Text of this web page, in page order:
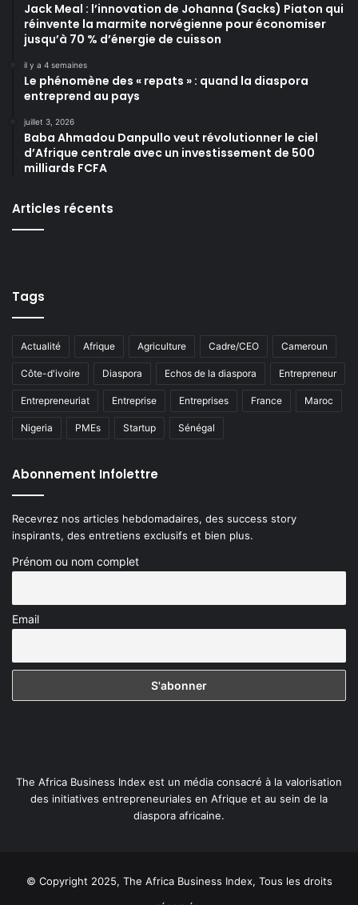
Jack Meal : l’innovation de Johanna (Sacks) Piaton qui
réinvente la marmite norvégienne pour économiser
jusqu’à 70 % d’énergie de cuisson
il y a 4 semaines
Le phénomène des « repats » : quand la diaspora
entreprend au pays
juillet 3, 2026
Baba Ahmadou Danpullo veut révolutionner le ciel
d’Afrique centrale avec un investissement de 500
milliards FCFA
Articles récents
Tags
Actualité Afrique Agriculture Cadre/CEO Cameroun
Côte-d'ivoire Diaspora Echos de la diaspora Entrepreneur
Entrepreneuriat Entreprise Entreprises France Maroc
Nigeria PMEs Startup Sénégal
Abonnement Infolettre
Recevrez nos articles hebdomadaires, des success story
inspirants, des entretiens exclusifs et bien plus.
Prénom ou nom complet
Email
The Africa Business Index est un média consacré à la valorisation
des initiatives entrepreneuriales en Afrique et au sein de la
diaspora africaine.
© Copyright 2025, The Africa Business Index, Tous les droits